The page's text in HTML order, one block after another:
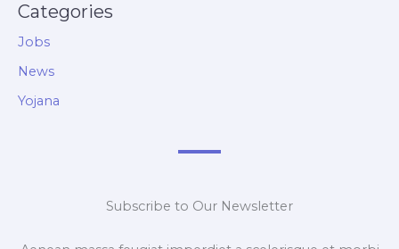
Categories
Jobs
News
Yojana
Subscribe to Our Newsletter